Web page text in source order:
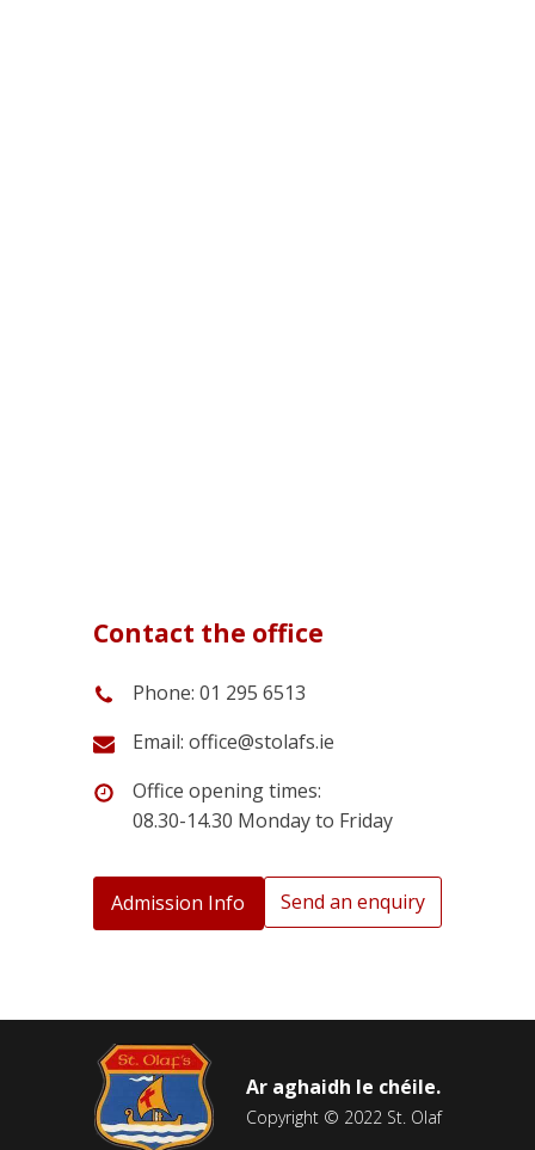
Contact the office
Phone: 01 295 6513
Email: office@stolafs.ie
Office opening times:
08.30-14.30 Monday to Friday
Admission Info Send an enquiry
Ar aghaidh le chéile.
Copyright © 2022 St. Olaf